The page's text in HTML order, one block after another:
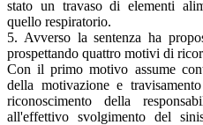
stato un travaso di elementi
quello respiratorio.
5. Avverso la sentenza ha
prospettando quattro motivi di
Con il primo motivo assume
della motivazione e
riconoscimento della
all'effettivo svolgimento del